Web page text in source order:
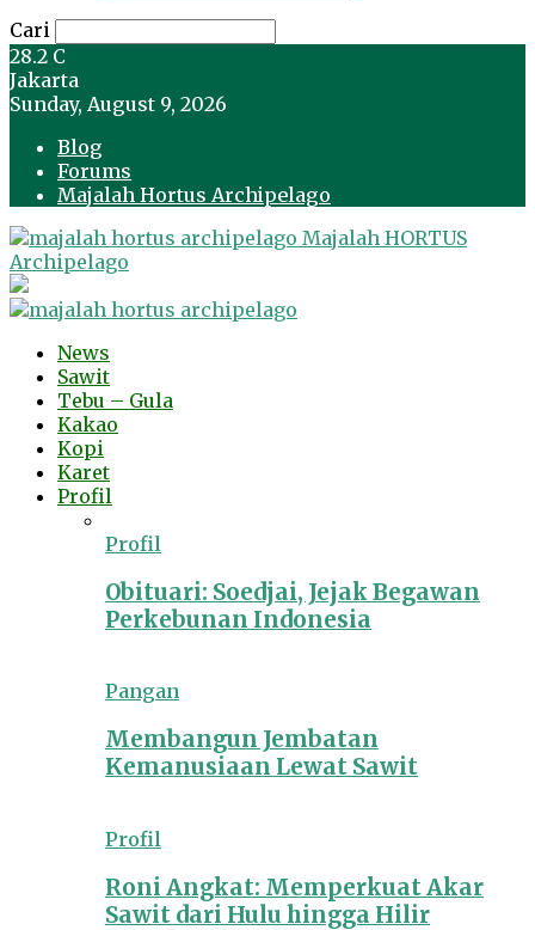
Cari
28.2 C
Jakarta
Sunday, August 9, 2026
Blog
Forums
Majalah Hortus Archipelago
Majalah HORTUS
Archipelago
News
Sawit
Tebu – Gula
Kakao
Kopi
Karet
Profil
Profil
Obituari: Soedjai, Jejak Begawan
Perkebunan Indonesia
Pangan
Membangun Jembatan
Kemanusiaan Lewat Sawit
Profil
Roni Angkat: Memperkuat Akar
Sawit dari Hulu hingga Hilir